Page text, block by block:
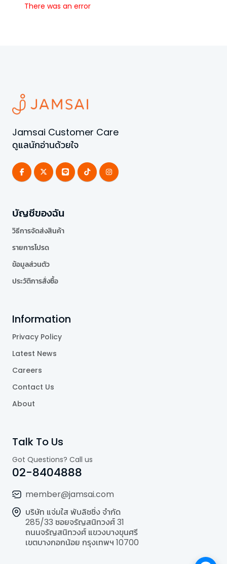
There was an error
Jamsai Customer Care
ดูแลนักอ่านด้วยใจ
บัญชีของฉัน
วิธีการจัดส่งสินค้า
รายการโปรด
ข้อมูลส่วนตัว
ประวัติการสั่งซื้อ
Information
Privacy Policy
Latest News
Careers
Contact Us
About
Talk To Us
Got Questions? Call us
02-8404888
member@jamsai.com
บริษัท แจ่มใส พับลิชชิ่ง จำกัด
285/33 ซอยจรัญสนิทวงศ์ 31
ถนนจรัญสนิทวงศ์ แขวงบางขุนศรี
เขตบางกอกน้อย กรุงเทพฯ 10700